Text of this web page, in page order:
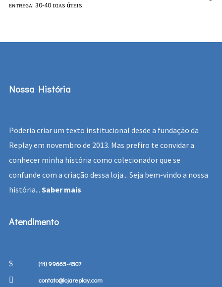
ᴇɴᴛʀᴇɢᴀ: 30-40 ᴅɪᴀs úᴛᴇɪs.
Nossa História
Poderia criar um texto institucional desde a fundação da
Replay em novembro de 2013. Mas prefiro te convidar a
conhecer minha história como colecionador que se
confunde com a criação dessa loja... Seja bem-vindo a nossa
história... Saber mais.
Atendimento
(11) 99665-4507
contato@lojareplay.com